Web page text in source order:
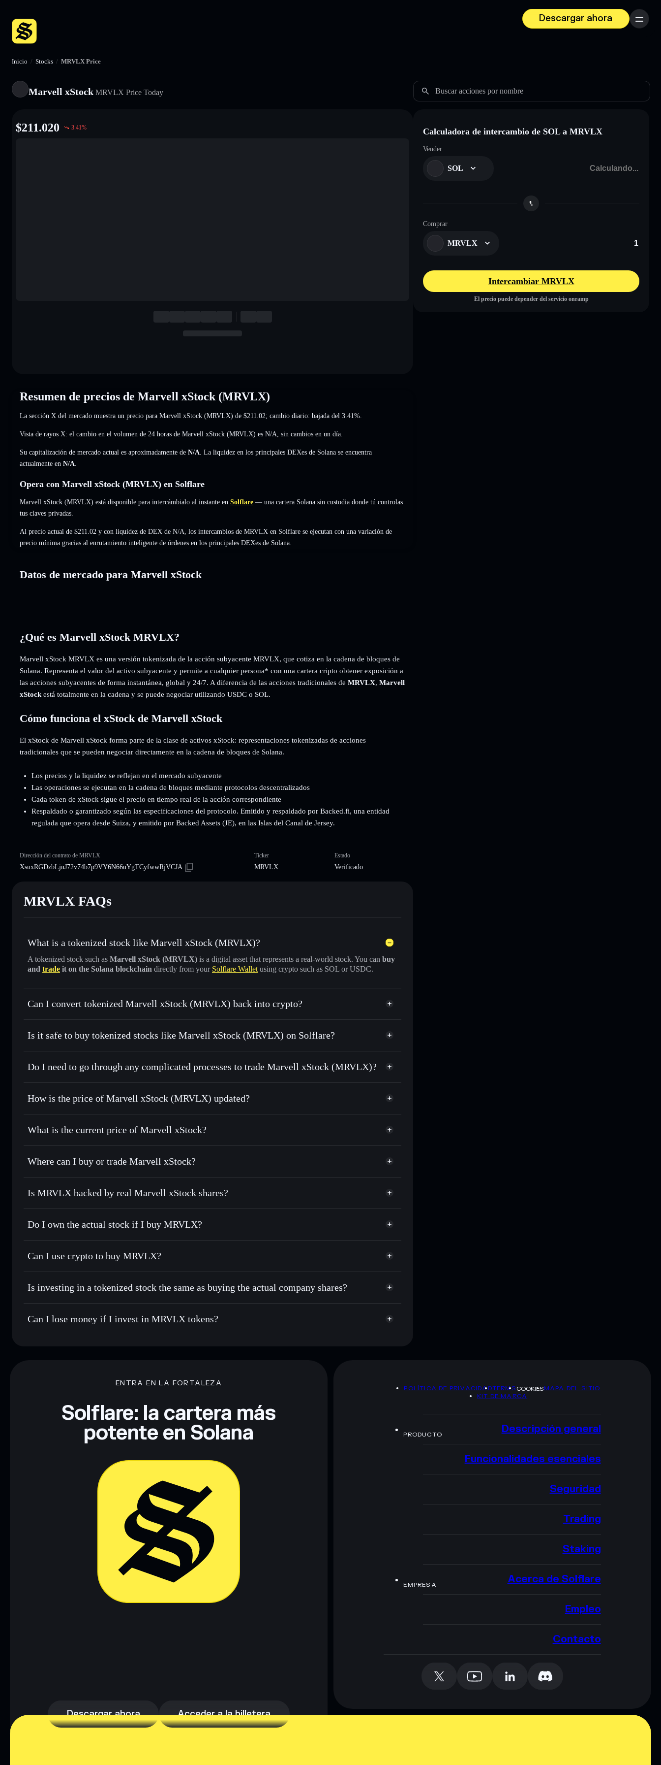
Descargar ahora
Menú
Inicio / Stocks / MRVLX Price
Marvell xStock MRVLX Price Today Buscar acciones por nombre
$211.020 3.41%
Resumen de precios de Marvell xStock (MRVLX)
La sección X del mercado muestra un precio para Marvell xStock (MRVLX) de $211.02; cambio diario: bajada del 3.41%
Vista de rayos X: el cambio en el volumen de 24 horas de Marvell xStock (MRVLX) es N/A sin cambios en un día.
Su capitalización de mercado actual es aproximadamente de N/A . La liquidez en los principales DEXes de Solana se encuentra
actualmente en N/A
Opera con Marvell xStock (MRVLX) en Solflare
Marvell xStock (MRVLX) está disponible para intercámbialo al instante en Solflare — una cartera Solana sin custodia donde tú controlas
tus claves privadas.
Al precio actual de $211.02 y con liquidez de DEX de N/A, los intercambios de MRVLX en Solflare se ejecutan con una variación de
precio mínima gracias al enrutamiento inteligente de órdenes en los principales DEXes de Solana.
Datos de mercado para Marvell xStock
¿Qué es Marvell xStock MRVLX?
Marvell xStock MRVLX es una versión tokenizada de la acción subyacente MRVLX, que cotiza en la cadena de bloques de
Solana. Representa el valor del activo subyacente y permite a cualquier persona* con una cartera cripto obtener exposición a
las acciones subyacentes de forma instantánea, global y 24/7. A diferencia de las acciones tradicionales de MRVLX, Marvell
xStock está totalmente en la cadena y se puede negociar utilizando USDC o SOL.
Cómo funciona el xStock de Marvell xStock
El xStock de Marvell xStock forma parte de la clase de activos xStock: representaciones tokenizadas de acciones
tradicionales que se pueden negociar directamente en la cadena de bloques de Solana.
Los precios y la liquidez se reflejan en el mercado subyacente
Las operaciones se ejecutan en la cadena de bloques mediante protocolos descentralizados
Cada token de xStock sigue el precio en tiempo real de la acción correspondiente
Respaldado o garantizado según las especificaciones del protocolo. Emitido y respaldado por Backed.fi, una entidad
regulada que opera desde Suiza, y emitido por Backed Assets (JE), en las Islas del Canal de Jersey.
Dirección del contrato de MRVLX
XsuxRGDzbLjnJ72v74b7p9VY6N66uYgTCyfwwRjVCJA
Ticker
MRVLX
Estado
Verificado
MRVLX FAQs
What is a tokenized stock like Marvell xStock (MRVLX)?
A tokenized stock such as Marvell xStock (MRVLX) is a digital asset that represents a real-world stock. You can buy
and trade it on the Solana blockchain directly from your Solflare Wallet using crypto such as SOL or USDC.
Can I convert tokenized Marvell xStock (MRVLX) back into crypto?
Marvell xStock swapped for USDC or SOL anytime
Is it safe to buy tokenized stocks like Marvell xStock (MRVLX) on Solflare?
1:1 backed, on-chain, and transparently verified
Do I need to go through any complicated processes to trade Marvell xStock (MRVLX)?
How is the price of Marvell xStock (MRVLX) updated?
Marvell xStock match the real-world stock price
What is the current price of Marvell xStock?
Marvell xStock $211.020 3.41%
Where can I buy or trade Marvell xStock?
Solflare Wallet
Is MRVLX backed by real Marvell xStock shares?
Do I own the actual stock if I buy MRVLX?
Can I use crypto to buy MRVLX?
Is investing in a tokenized stock the same as buying the actual company shares?
Can I lose money if I invest in MRVLX tokens?
Calculadora de intercambio de SOL a MRVLX
Vender
SOL
Comprar
MRVLX
Intercambiar MRVLX
El precio puede depender del servicio onramp
ENTRA EN LA FORTALEZA
Solflare: la cartera más
potente en Solana
Descargar ahora Acceder a la billetera
POLÍTICA DE PRIVACIDADTERMSCOOKIESMAPA DEL SITIO
KIT DE MARCA
PRODUCTO Descripción general
Funcionalidades esenciales
Seguridad
Trading
Staking
EMPRESA Acerca de Solflare
Empleo
Contacto